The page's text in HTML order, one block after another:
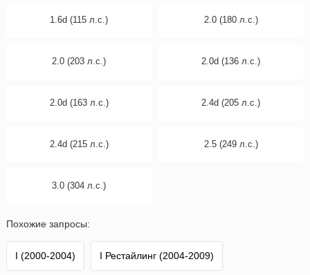
1.6d (115 л.с.) 2.0 (180 л.с.)
2.0 (203 л.с.) 2.0d (136 л.с.)
2.0d (163 л.с.) 2.4d (205 л.с.)
2.4d (215 л.с.) 2.5 (249 л.с.)
3.0 (304 л.с.)
Похожие запросы:
I (2000-2004) I Рестайлинг (2004-2009)